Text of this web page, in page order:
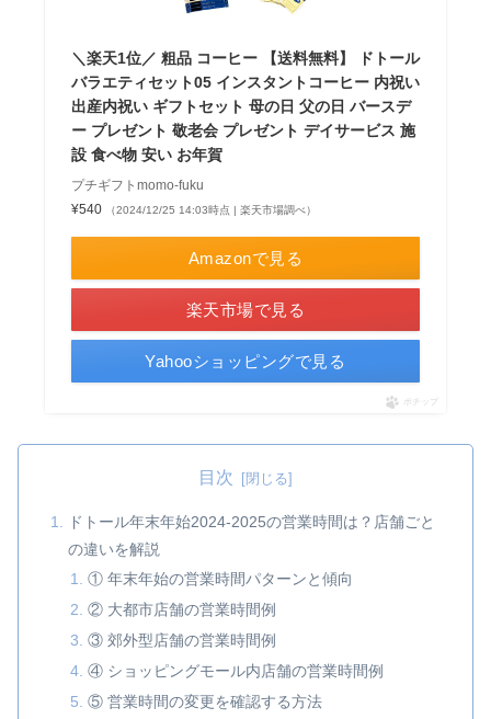
＼楽天1位／ 粗品 コーヒー 【送料無料】 ドトール
バラエティセット05 インスタントコーヒー 内祝い
出産内祝い ギフトセット 母の日 父の日 バースデ
ー プレゼント 敬老会 プレゼント デイサービス 施
設 食べ物 安い お年賀
プチギフトmomo-fuku
¥540
（2024/12/25 14:03時点 | 楽天市場調べ）
Amazonで見る
楽天市場で見る
Yahooショッピングで見る
ポチップ
目次
ドトール年末年始2024-2025の営業時間は？店舗ごと
の違いを解説
① 年末年始の営業時間パターンと傾向
② 大都市店舗の営業時間例
③ 郊外型店舗の営業時間例
④ ショッピングモール内店舗の営業時間例
⑤ 営業時間の変更を確認する方法